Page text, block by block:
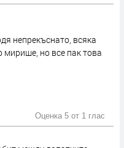
непрекъснато, всяка
мирише, но все пак това
Оценка 5 от 1 глас